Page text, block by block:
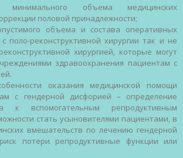
минимального объема
медицинских
половой принадлежности;
объема и состава
оперативных
поло-реконструктивной хирургии так и не
хирургией, которые могут
здравоохранения пациентам с
.
оказания медицинской
помощи
с гендерной дисфорией – определение
к вспомогательным
репродуктивным
стать усыновителями пациентами, в
вмешательств по лечению гендерной
риск потери репродуктивные функции или